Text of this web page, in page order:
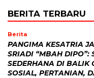
BERITA TERBARU
Berita
PANGIMA KESATRIA
SRIADI “MBAH DIPO”:
SEDERHANA DI BALIK
SOSIAL, PERTANIAN,